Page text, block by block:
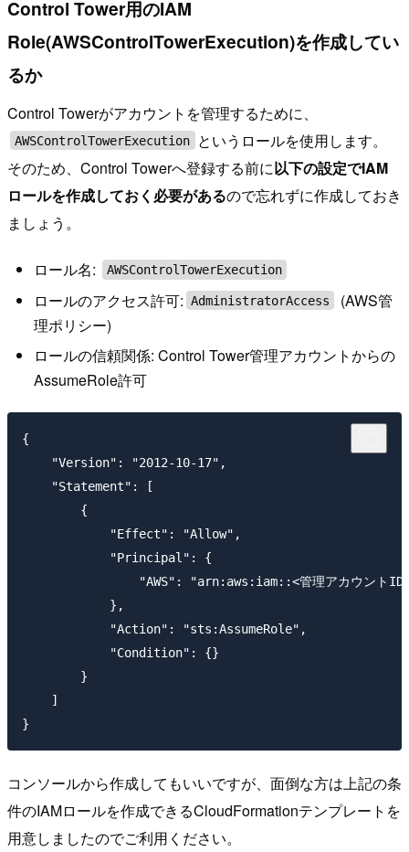
Control Tower用のIAM
Role(AWSControlTowerExecution)を作成してい
るか
Control Towerがアカウントを管理するために、
AWSControlTowerExecution
というロールを使用します。
そのため、Control Towerへ登録する前に以下の設定でIAM
ロールを作成しておく必要があるので忘れずに作成しておき
ましょう。
ロール名: AWSControlTowerExecution
ロールのアクセス許可: AdministratorAccess
(AWS管
理ポリシー)
ロールの信頼関係: Control Tower管理アカウントからの
AssumeRole許可
{
    "Version": "2012-10-17",
    "Statement": [
        {
            "Effect": "Allow",
            "Principal": {
"AWS": "arn:aws:iam::<管理アカウント
            },
            "Action": "sts:AssumeRole",
            "Condition": {}
        }
    ]
コンソールから作成してもいいですが、面倒な方は上記の条
件のIAMロールを作成できるCloudFormationテンプレートを
用意しましたのでご利用ください。